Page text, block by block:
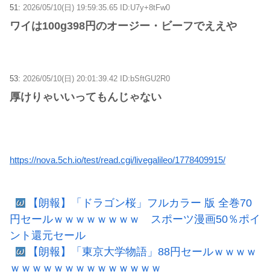
51: 2026/05/10(日) 19:59:35.65 ID:U7y+8tFw0
ワイは100g398円のオージー・ビーフでええや
53: 2026/05/10(日) 20:01:39.42 ID:bSftGU2R0
厚けりゃいいってもんじゃない
https://nova.5ch.io/test/read.cgi/livegalileo/1778409915/
【朗報】「ドラゴン桜」フルカラー 版 全巻70
円セールｗｗｗｗｗｗｗｗ スポーツ漫画50％ポイ
ント還元セール
【朗報】「東京大学物語」88円セールｗｗｗｗ
ｗｗｗｗｗｗｗｗｗｗｗｗｗｗ